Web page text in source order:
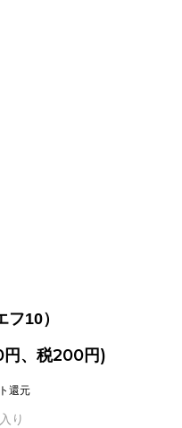
10）
、税200円)
還元
り